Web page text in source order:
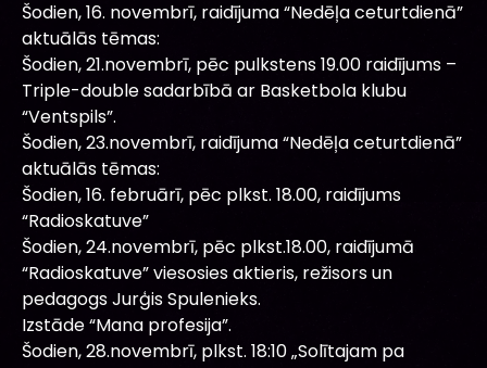
Šodien, 16. novembrī, raidījuma “Nedēļa ceturtdienā”
aktuālās tēmas:
Šodien, 21.novembrī, pēc pulkstens 19.00 raidījums –
Triple-double sadarbībā ar Basketbola klubu
“Ventspils”.
Šodien, 23.novembrī, raidījuma “Nedēļa ceturtdienā”
aktuālās tēmas:
Šodien, 16. februārī, pēc plkst. 18.00, raidījums
“Radioskatuve”
Šodien, 24.novembrī, pēc plkst.18.00, raidījumā
“Radioskatuve” viesosies aktieris, režisors un
pedagogs Jurģis Spulenieks.
Izstāde “Mana profesija”.
Šodien, 28.novembrī, plkst. 18:10 „Solītajam pa